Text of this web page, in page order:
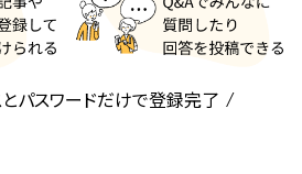
パスワードだけで登録完了